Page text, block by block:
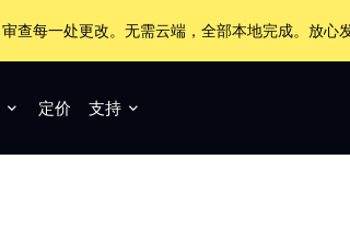
审查每一处更改。无需云端，全部本地完成。放心发
定价 支持